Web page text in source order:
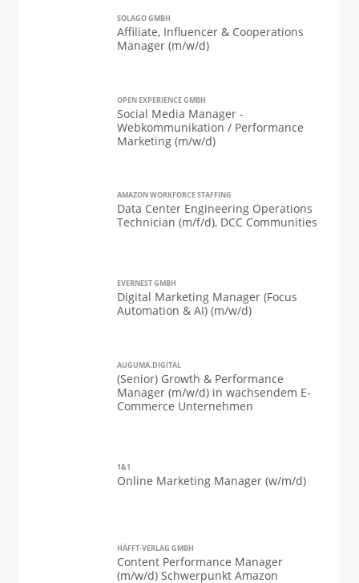
SOLAGO GMBH
Affiliate, Influencer & Cooperations
Manager (m/w/d)
OPEN EXPERIENCE GMBH
Social Media Manager -
Webkommunikation / Performance
Marketing (m/w/d)
AMAZON WORKFORCE STAFFING
Data Center Engineering Operations
Technician (m/f/d), DCC Communities
EVERNEST GMBH
Digital Marketing Manager (Focus
Automation & AI) (m/w/d)
AUGUMA.DIGITAL
(Senior) Growth & Performance
Manager (m/w/d) in wachsendem E-
Commerce Unternehmen
1&1
Online Marketing Manager (w/m/d)
HÄFFT-VERLAG GMBH
Content Performance Manager
(m/w/d) Schwerpunkt Amazon